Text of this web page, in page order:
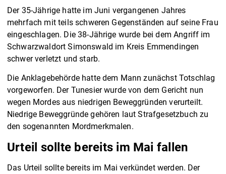
Der 35-Jährige hatte im Juni vergangenen Jahres
mehrfach mit teils schweren Gegenständen auf seine Frau
eingeschlagen. Die 38-Jährige wurde bei dem Angriff im
Schwarzwaldort Simonswald im Kreis Emmendingen
schwer verletzt und starb.
Die Anklagebehörde hatte dem Mann zunächst Totschlag
vorgeworfen. Der Tunesier wurde von dem Gericht nun
wegen Mordes aus niedrigen Beweggründen verurteilt.
Niedrige Beweggründe gehören laut Strafgesetzbuch zu
den sogenannten Mordmerkmalen.
Urteil sollte bereits im Mai fallen
Das Urteil sollte bereits im Mai verkündet werden. Der